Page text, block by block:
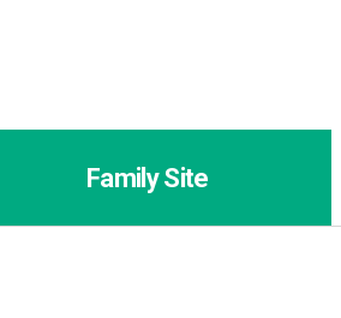
Family Site